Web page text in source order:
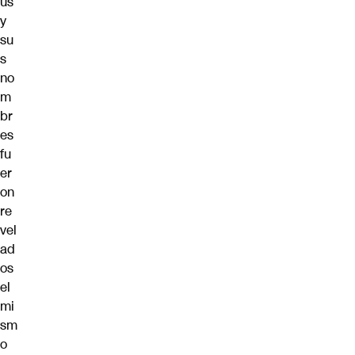
y
su
s
no
m
br
es
fu
er
on
re
vel
ad
os
el
mi
sm
o